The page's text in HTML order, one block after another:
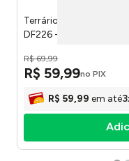
Terrário Meia Lua
DF226 - Dila Flores
R$ 69,99
R$ 59,99no PIX
R$ 59,99 em até3